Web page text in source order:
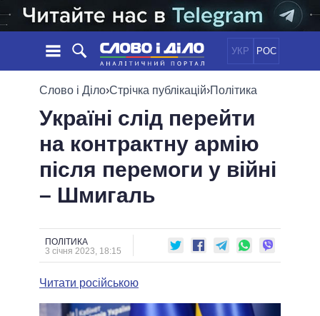
УКР РОС
НОВИНИ
СТРІЧКА
ПОДІЇ
СТАТТІ
ОГЛЯДИ
ДАЙДЖЕСТИ
ПОЛІТИКА
ЕКОНОМІКА
СУСПІЛЬСТВО
ОБIЦЯНКИ
ПОЛIТИКИ
УСІ ПОЛІТИКИ
ПРЕЗИДЕНТ І ОФІС
ВЕРХОВНА РАДА
КАБІНЕТ МІНІСТРІВ
МЕРИ МІСТ
ВСІ ПЕРСОНИ
ІНФОГРАФІКА
ПІДТРИМАТИ
ПОРІВНЯННЯ ПОЛІТИКІВ
Слово і Діло›Стрічка публікацій›Політика
Україні слід перейти
на контрактну армію
після перемоги у війні
– Шмигаль
ПОЛІТИКА
3 січня 2023, 18:15
Читати російською